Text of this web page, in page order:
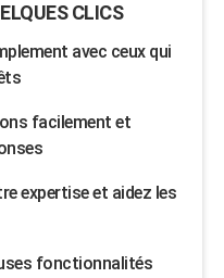
CLICS
avec ceux qui
facilement et
expertise et aidez les
fonctionnalités